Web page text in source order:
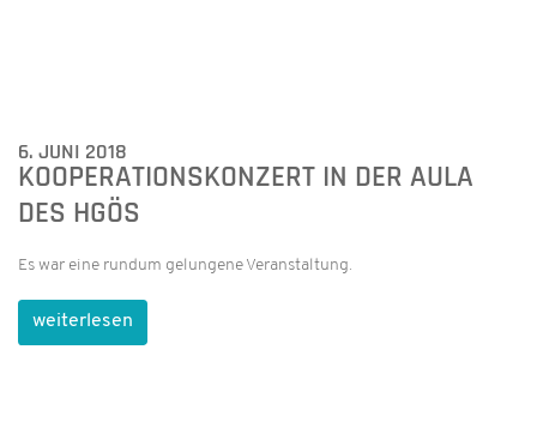
6. JUNI 2018
KOOPERATIONSKONZERT IN DER AULA
DES HGÖS
Es war eine rundum gelungene Veranstaltung.
weiterlesen